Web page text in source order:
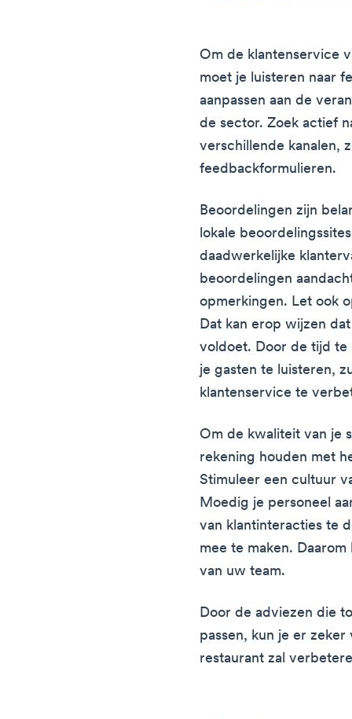
Om de klantenservice
moet je luisteren naar
aanpassen aan de
de sector. Zoek actief
verschillende kanalen,
feedbackformulieren.
Beoordelingen zijn
lokale
daadwerkelijke
beoordelingen
opmerkingen. Let ook
Dat kan erop wijzen
voldoet. Door de tijd te
je gasten te luisteren,
klantenservice te
Om de kwaliteit van je
rekening houden met
Stimuleer een cultuur
Moedig je personeel
van klantinteracties te
mee te maken.
van uw team.
Door de adviezen die
passen, kun je er
restaurant zal